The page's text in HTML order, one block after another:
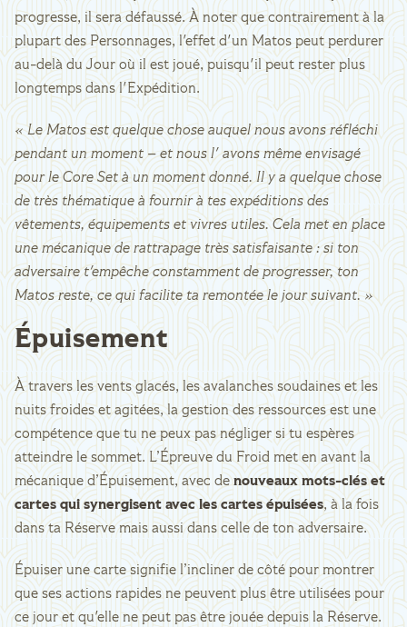
progresse, il sera défaussé. À noter que contrairement à la
plupart des Personnages, l'effet d'un Matos peut perdurer
au-delà du Jour où il est joué, puisqu'il peut rester plus
longtemps dans l'Expédition.
« Le Matos est quelque chose auquel nous avons réfléchi
pendant un moment – et nous l' avons même envisagé
pour le Core Set à un moment donné. Il y a quelque chose
de très thématique à fournir à tes expéditions des
vêtements, équipements et vivres utiles. Cela met en place
une mécanique de rattrapage très satisfaisante : si ton
adversaire t'empêche constamment de progresser, ton
Matos reste, ce qui facilite ta remontée le jour suivant. »
Épuisement
À travers les vents glacés, les avalanches soudaines et les
nuits froides et agitées, la gestion des ressources est une
compétence que tu ne peux pas négliger si tu espères
atteindre le sommet. L’Épreuve du Froid met en avant la
mécanique d’Épuisement, avec denouveaux mots-clés et
cartes qui synergisent avec les cartes épuisées, à la fois
dans ta Réserve mais aussi dans celle de ton adversaire.
Épuiser une carte signifie l’incliner de côté pour montrer
que ses actions rapides ne peuvent plus être utilisées pour
ce jour et qu'elle ne peut pas être jouée depuis la Réserve.